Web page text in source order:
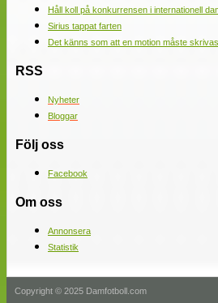
Håll koll på konkurrensen i internationell
Sirius tappat farten
Det känns som att en motion måste skrivas
RSS
Nyheter
Bloggar
Följ oss
Facebook
Om oss
Annonsera
Statistik
Copyright © 2025 Damfotboll.com